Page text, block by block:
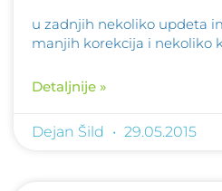
u zadnjih nekoliko updeta
manjih korekcija i nekoliko
Detaljnije »
Dejan Šild 29.05.2015